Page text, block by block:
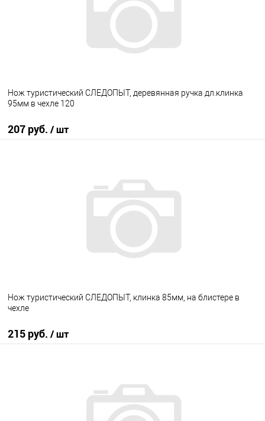
Нож туристический СЛЕДОПЫТ, деревянная ручка дл.клинка
95мм в чехле 120
207 руб. / шт
В наличии
Нож туристический СЛЕДОПЫТ, клинка 85мм, на блистере в
чехле
215 руб. / шт
В наличии